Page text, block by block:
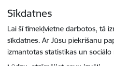
Sīkdatnes
Lai šī tīmekļvietne darbotos, tā
sīkdatnes. Ar Jūsu piekrišanu
izmantotas statistikas un